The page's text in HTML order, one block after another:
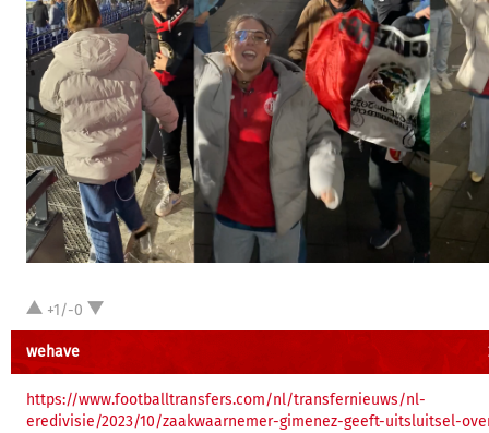
+1/-0
wehave
https://www.footballtransfers.com/nl/transfernieuws/nl-
eredivisie/2023/10/zaakwaarnemer-gimenez-geeft-uitsluitsel-